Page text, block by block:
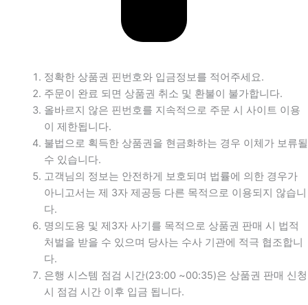
정확한 상품권 핀번호와 입금정보를 적어주세요.
주문이 완료 되면 상품권 취소 및 환불이 불가합니다.
올바르지 않은 핀번호를 지속적으로 주문 시 사이트 이용
이 제한됩니다.
불법으로 획득한 상품권을 현금화하는 경우 이체가 보류될
수 있습니다.
고객님의 정보는 안전하게 보호되며 법률에 의한 경우가
아니고서는 제 3자 제공등 다른 목적으로 이용되지 않습니
다.
명의도용 및 제3자 사기를 목적으로 상품권 판매 시 법적
처벌을 받을 수 있으며 당사는 수사 기관에 적극 협조합니
다.
은행 시스템 점검 시간(23:00 ~00:35)은 상품권 판매 신청
시 점검 시간 이후 입금 됩니다.